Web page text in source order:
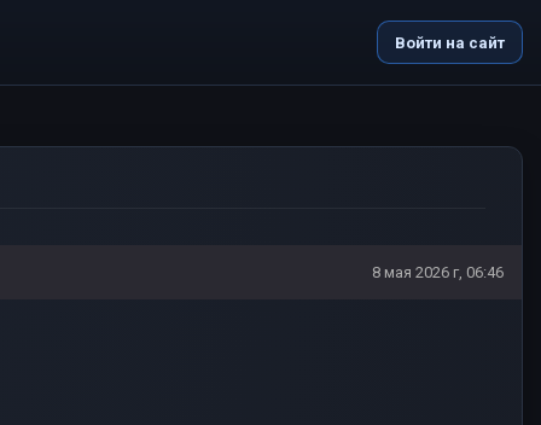
Войти на сайт
8 мая 2026 г, 06:46